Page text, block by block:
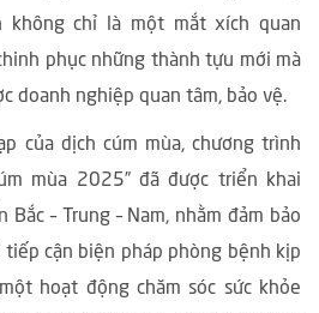
không chỉ là một mắt xích quan
phục những thành tựu mới mà
doanh nghiệp quan tâm, bảo vệ.
của dịch cúm mùa, chương trình
mùa 2025” đã được triển khai
– Trung – Nam, nhằm đảm bảo
tiếp cận biện pháp phòng bệnh kịp
hoạt động chăm sóc sức khỏe